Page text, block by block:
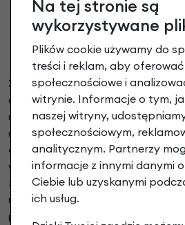
Zasięg roweru elektrycznego
uzależniony jest od wybranej opcji
roweru elektrycznego uzależniony
m.in. wybranej opcji
atmosferycznych, nachylenia
wagi użytkownika roweru, zmiany
za kierownicą. Poszczególne
nie powinny przekraczać wartości
producenta (wartość minimalna
Na tej stronie są
wykorzystywane
Plików cookie używamy do
treści i reklam, aby
społecznościowe i
witrynie. Informacje o tym,
naszej witryny,
społecznościowym,
analitycznym. Partnerzy
informacje z innymi danymi
Ciebie lub uzyskanymi
ich usług.